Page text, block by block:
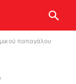
παπαγάλου